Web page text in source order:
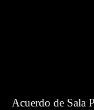
Acuerdo de Sala